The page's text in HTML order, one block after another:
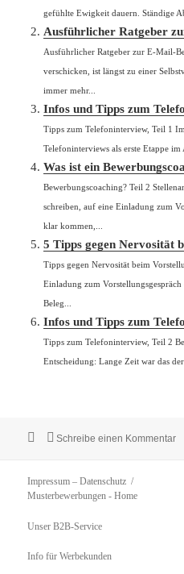
gefühlte Ewigkeit dauern. Ständige
Ausführlicher Ratgeber
Ausführlicher Ratgeber zur E-Mail-
verschicken, ist längst zu einer
immer mehr...
Infos und Tipps zum
Tipps zum Telefoninterview, Teil 1
Telefoninterviews als erste Etappe
Was ist ein
Bewerbungscoaching? Teil 2
schreiben, auf eine Einladung zum
klar kommen,...
5 Tipps gegen Nervosität
Tipps gegen Nervosität beim
Einladung zum
Beleg...
Infos und Tipps zum
Tipps zum Telefoninterview, Teil 2
Entscheidung: Lange Zeit war das
Veröffentlicht
Schreibe einen Kommentar
Impressum – Datenschutz
Musterbewerbungen - Home
Unser B2B-Service
Info für Werbekunden